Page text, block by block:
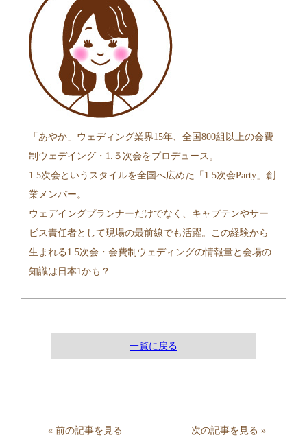
「あやか」ウェディング業界15年、全国800組以上の会費
制ウェデイング・1.５次会をプロデュース。
1.5次会というスタイルを全国へ広めた「1.5次会Party」創
業メンバー。
ウェデイングプランナーだけでなく、キャプテンやサー
ビス責任者として現場の最前線でも活躍。この経験から
生まれる1.5次会・会費制ウェディングの情報量と会場の
知識は日本1かも？
一覧に戻る
« 前の記事を見る 次の記事を見る »